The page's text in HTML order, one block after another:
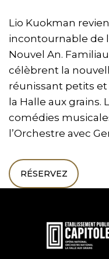
Lio Kuokman
incontournable de
Nouvel An.
célèbrent la
réunissant petits
la Halle aux grains.
comédies
l’Orchestre avec
RÉSERVEZ
En
savoir